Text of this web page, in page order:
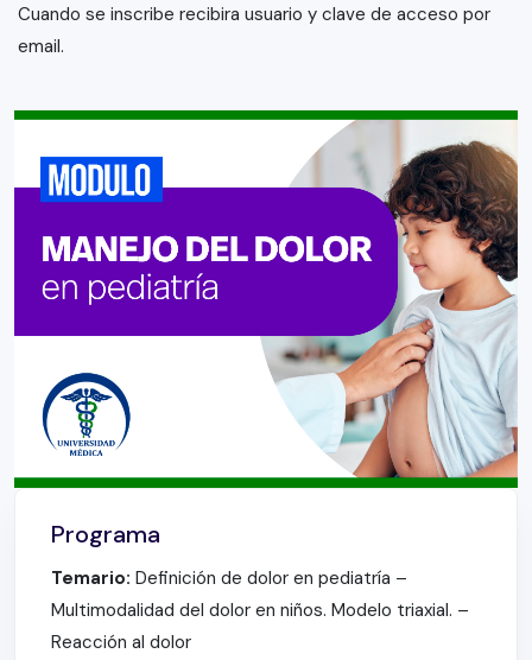
Cuando se inscribe recibira usuario y clave de acceso por
email.
Programa
Temario: Definición de dolor en pediatría –
Multimodalidad del dolor en niños. Modelo triaxial. –
Reacción al dolor